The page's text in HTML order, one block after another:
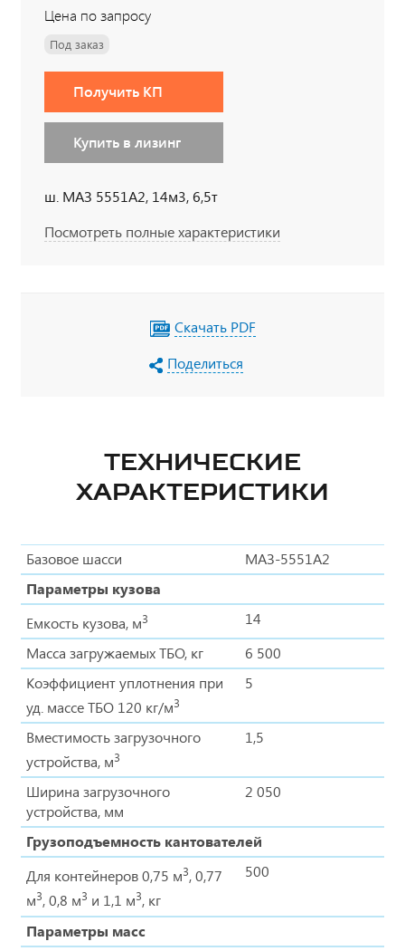
Цена по запросу
Под заказ
Получить КП
Купить в лизинг
ш. МАЗ 5551А2, 14м3, 6,5т
Посмотреть полные характеристики
Скачать PDF
Поделиться
ТЕХНИЧЕСКИЕ
ХАРАКТЕРИСТИКИ
Базовое шасси
МАЗ-5551А2
Параметры кузова
Емкость кузова, м3
14
Масса загружаемых ТБО, кг
6 500
Коэффициент уплотнения при
уд. массе ТБО 120 кг/м3
5
Вместимость загрузочного
устройства, м3
1,5
Ширина загрузочного
устройства, мм
2 050
Грузоподъемность кантователей
Для контейнеров 0,75 м3, 0,77
м3, 0,8 м3 и 1,1 м3, кг
500
Параметры масс